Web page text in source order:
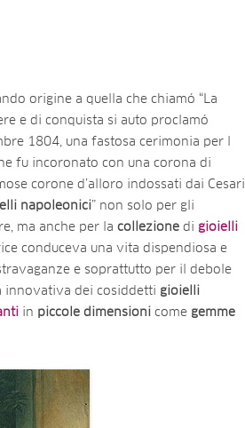
origine a quella che chiamó “La
e di conquista si auto proclamó
1804, una fastosa cerimonia per l
fu incoronato con una corona di
corone d’alloro indossati dai Cesari
napoleonici” non solo per gli
ma anche per la collezione di gioielli
conduceva una vita dispendiosa e
e soprattutto per il debole
innovativa dei cosiddetti gioielli
in piccole dimensioni come gemme